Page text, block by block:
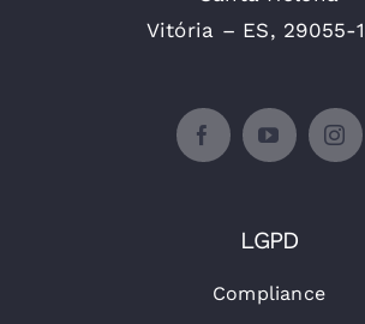
Vitória – ES, 29055-
LGPD
Compliance